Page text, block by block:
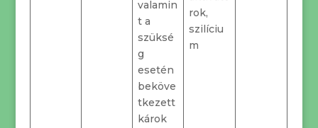
valamin
t a
szüksé
g
esetén
beköve
tkezett
károk
rok,
szilíciu
m